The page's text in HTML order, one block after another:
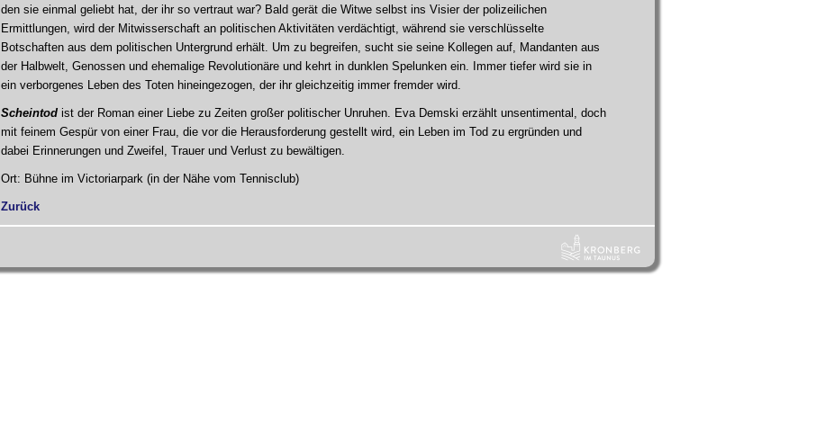
den sie einmal geliebt hat, der ihr so vertraut war? Bald gerät die Witwe selbst ins Visier der polizeilichen
Ermittlungen, wird der Mitwisserschaft an politischen Aktivitäten verdächtigt, während sie verschlüsselte
Botschaften aus dem politischen Untergrund erhält. Um zu begreifen, sucht sie seine Kollegen auf, Mandanten aus
der Halbwelt, Genossen und ehemalige Revolutionäre und kehrt in dunklen Spelunken ein. Immer tiefer wird sie in
ein verborgenes Leben des Toten hineingezogen, der ihr gleichzeitig immer fremder wird.
Scheintod ist der Roman einer Liebe zu Zeiten großer politischer Unruhen. Eva Demski erzählt unsentimental, doch
mit feinem Gespür von einer Frau, die vor die Herausforderung gestellt wird, ein Leben im Tod zu ergründen und
dabei Erinnerungen und Zweifel, Trauer und Verlust zu bewältigen.
Ort: Bühne im Victoriarpark (in der Nähe vom Tennisclub)
Zurück